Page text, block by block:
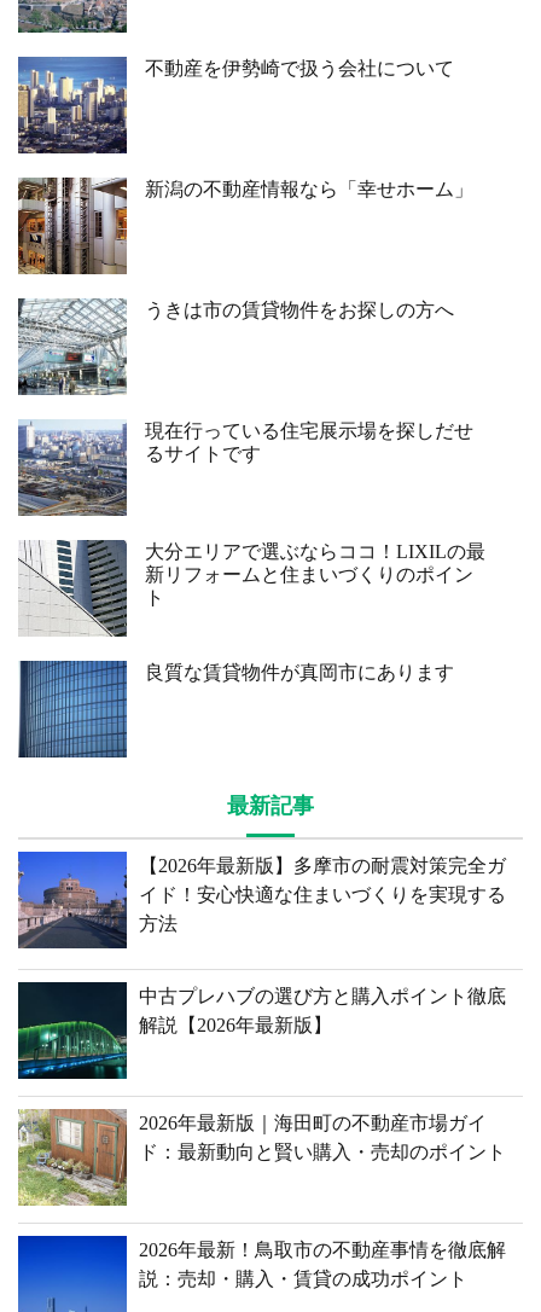
不動産を伊勢崎で扱う会社について
新潟の不動産情報なら「幸せホーム」
うきは市の賃貸物件をお探しの方へ
現在行っている住宅展示場を探しだせ
るサイトです
大分エリアで選ぶならココ！LIXILの最
新リフォームと住まいづくりのポイン
ト
良質な賃貸物件が真岡市にあります
最新記事
【2026年最新版】多摩市の耐震対策完全ガ
イド！安心快適な住まいづくりを実現する
方法
中古プレハブの選び方と購入ポイント徹底
解説【2026年最新版】
2026年最新版｜海田町の不動産市場ガイ
ド：最新動向と賢い購入・売却のポイント
2026年最新！鳥取市の不動産事情を徹底解
説：売却・購入・賃貸の成功ポイント